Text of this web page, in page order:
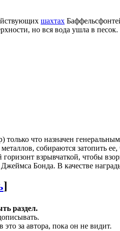
шахтах
но вся вода ушла в
только что назначен
собираются затопить
взрывчаткой, чтобы
Бонда. В качестве
]
раздел.
за автора, пока он не видит.